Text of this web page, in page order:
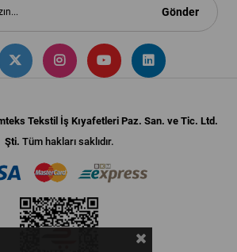
Gönder
Tekstil İş Kıyafetleri Paz. San. ve Tic. Ltd.
Şti. Tüm hakları saklıdır.